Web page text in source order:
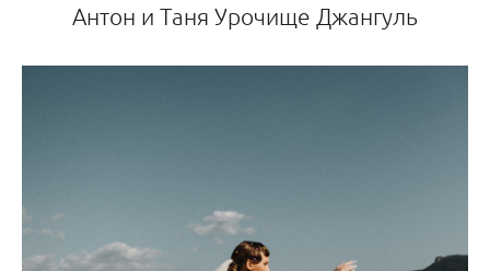
Антон и Таня Урочище Джангуль